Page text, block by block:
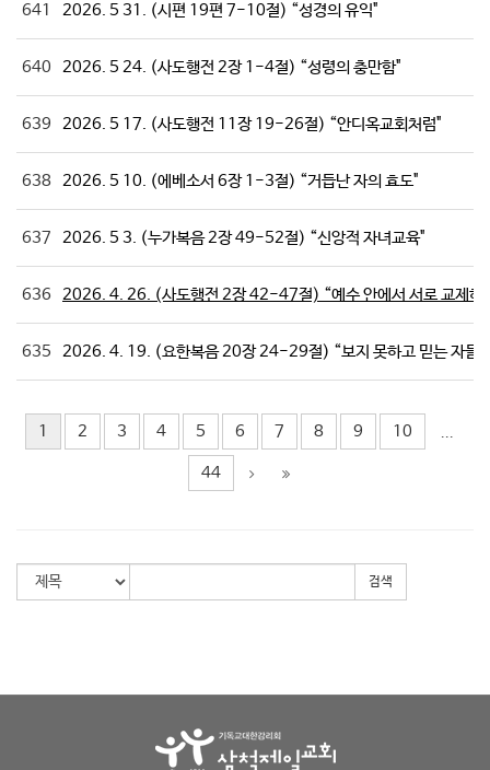
641 2026. 5 31. (시편 19편 7-10절) “성경의 유익"
640 2026. 5 24. (사도행전 2장 1-4절) “성령의 충만함"
639 2026. 5 17. (사도행전 11장 19-26절) “안디옥교회처럼"
638 2026. 5 10. (에베소서 6장 1-3절) “거듭난 자의 효도"
637 2026. 5 3. (누가복음 2장 49-52절) “신앙적 자녀교육"
636 2026. 4. 26. (사도행전 2장 42-47절) “예수 안에서 서로 교제하
635 2026. 4. 19. (요한복음 20장 24-29절) “보지 못하고 믿는 자들"
1 2 3 4 5 6 7 8 9 10 ...
44
검색